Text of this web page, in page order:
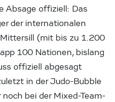
Absage offiziell: Das
der internationalen
(mit bis zu 1.200
100 Nationen, bislang
offiziell abgesagt
in der Judo-Bubble
noch bei der Mixed-Team-